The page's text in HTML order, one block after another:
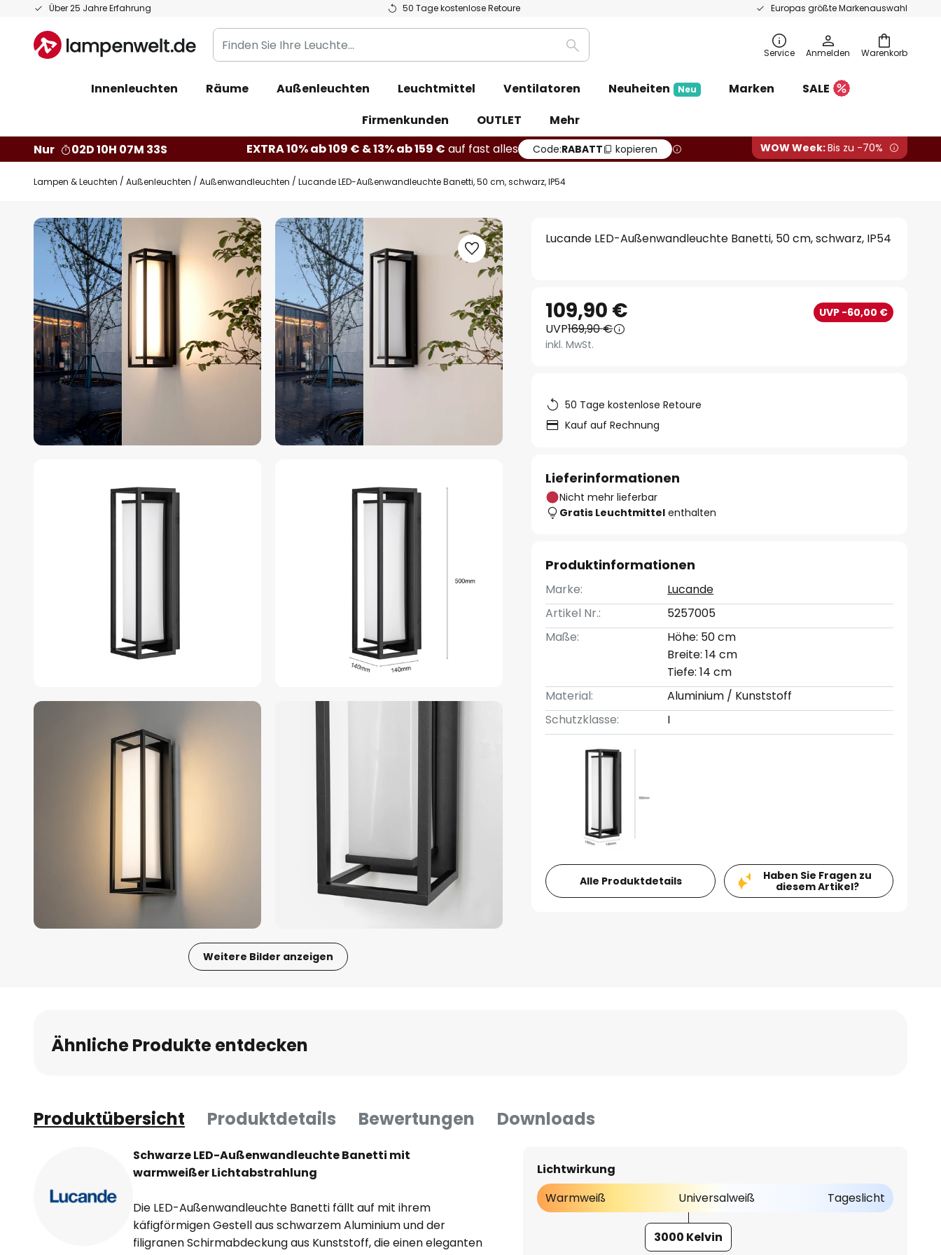
Über 25 Jahre Erfahrung 50 Tage kostenlose Retoure Europas größte Markenauswahl
Zum
springen
Warenkorb
Finden
Sie
Leuchte...
Suche Service Anmelden
Innenleuchten Räume Außenleuchten Leuchtmittel Ventilatoren Neuheiten Neu Marken
SALE
Firmenkunden
OUTLET
Mehr
Nur
02D 10H 07M 32S EXTRA 10% ab 109 € & 13% ab 159 € auf fast alles Code:RABATT kopieren WOW Week:Bis zu -70%
Lampen & Leuchten Außenleuchten Außenwandleuchten Lucande LED-Außenwandleuchte Banetti, 50 cm, schwarz, IP54
Zum
Ende
Bildgalerie
springen
Weitere Bilder anzeigen
Bildgalerie
springen
Lucande LED-Außenwandleuchte Banetti, 50 cm, schwarz, IP54
109,90 € UVP -60,00 €
UVP169,90 €
inkl. MwSt.
50 Tage kostenlose Retoure
Kauf auf Rechnung
Lieferinformationen
Nicht mehr lieferbar
Gratis Leuchtmittel enthalten
Produktinformationen
Marke:
Lucande
Artikel Nr.:
5257005
Maße:
Höhe: 50 cm
Breite: 14 cm
Tiefe: 14 cm
Material:
Aluminium / Kunststoff
Schutzklasse:
I
Alle Produktdetails
Haben Sie Fragen zu
diesem Artikel?
Ähnliche Produkte entdecken
Produktübersicht Produktdetails Bewertungen Downloads
Schwarze LED-Außenwandleuchte Banetti mit
warmweißer Lichtabstrahlung
Die LED-Außenwandleuchte Banetti fällt auf mit ihrem
käfigförmigen Gestell aus schwarzem Aluminium und der
filigranen Schirmabdeckung aus Kunststoff, die einen eleganten
Lichtwirkung
Warmweiß
Universalweiß Tageslicht
3000 Kelvin